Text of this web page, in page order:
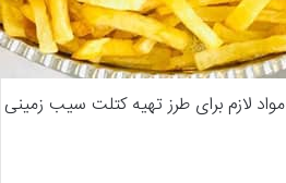
مواد لازم برای طرز تهیه کتلت سیب زمینی